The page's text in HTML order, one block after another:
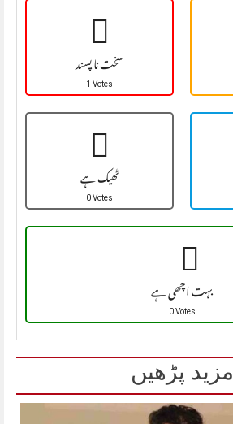
سخت نا پسند
1 Votes
ٹھیک ہے
0 Votes
بہت اچھی ہے
0 Votes
مزید پڑھیں